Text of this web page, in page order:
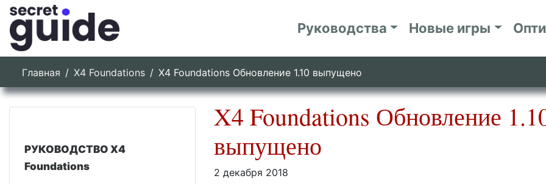
Руководства Новые игры
Главная X4 Foundations X4 Foundations Обновление 1.10 выпущено
X4 Foundations Обновление
выпущено
2 декабря 2018
РУКОВОДСТВО X4
Foundations